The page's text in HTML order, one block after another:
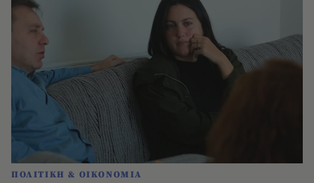
ΠΟΛΙΤΙΚΗ & ΟΙΚΟΝΟΜΙΑ